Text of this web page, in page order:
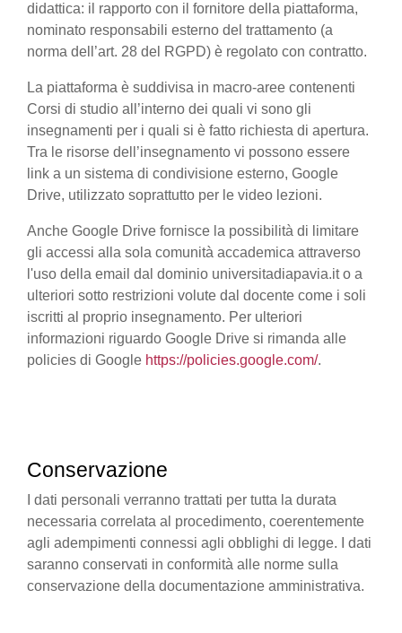
didattica: il rapporto con il fornitore della piattaforma,
nominato responsabili esterno del trattamento (a
norma dell’art. 28 del RGPD) è regolato con contratto.
La piattaforma è suddivisa in macro-aree contenenti
Corsi di studio all’interno dei quali vi sono gli
insegnamenti per i quali si è fatto richiesta di apertura.
Tra le risorse dell’insegnamento vi possono essere
link a un sistema di condivisione esterno, Google
Drive, utilizzato soprattutto per le video lezioni.
Anche Google Drive fornisce la possibilità di limitare
gli accessi alla sola comunità accademica attraverso
l'uso della email dal dominio universitadiapavia.it o a
ulteriori sotto restrizioni volute dal docente come i soli
iscritti al proprio insegnamento. Per ulteriori
informazioni riguardo Google Drive si rimanda alle
policies di Google https://policies.google.com/.
Conservazione
I dati personali verranno trattati per tutta la durata
necessaria correlata al procedimento, coerentemente
agli adempimenti connessi agli obblighi di legge. I dati
saranno conservati in conformità alle norme sulla
conservazione della documentazione amministrativa.